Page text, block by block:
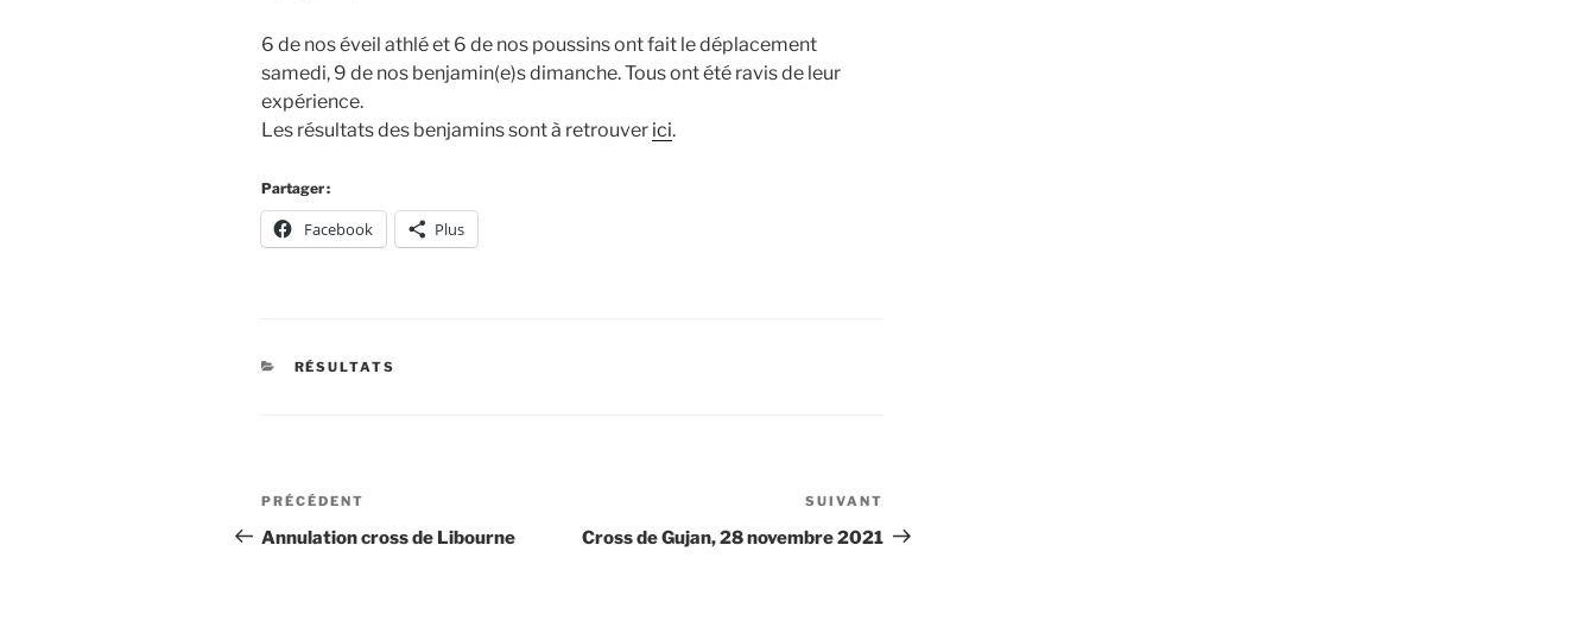
6 de nos éveil athlé et 6 de nos poussins ont fait le déplacement
samedi, 9 de nos benjamin(e)s dimanche. Tous ont été ravis de leur
expérience.
Les résultats des benjamins sont à retrouver ici.
Partager :
Facebook Plus
CATÉGORIES
RÉSULTATS
Navigation
de
Article
précédent
PRÉCÉDENT
Annulation cross de Libourne
suivant
SUIVANT
Cross de Gujan, 28 novembre 2021